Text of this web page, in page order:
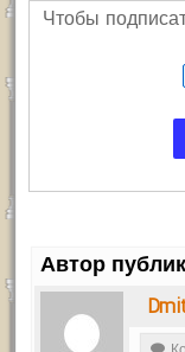
Чтобы
Автор